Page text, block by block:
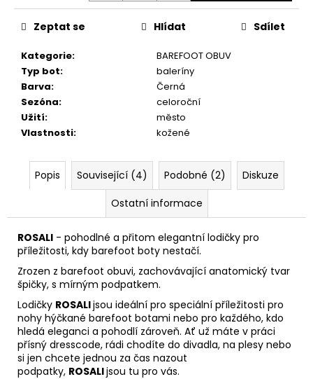
Kategorie:
BAREFOOT OBUV
Typ bot:
baleríny
Barva:
Černá
Sezóna:
celoroční
Užití:
město
Vlastnosti: kožené
Zeptat se Hlídat Sdílet
Popis Související (4) Podobné (2)
Diskuze
Ostatní informace
ROSALI - pohodlné a přitom elegantní lodičky pro
příležitosti, kdy barefoot boty nestačí.
Zrozen z barefoot obuvi, zachovávající anatomický tvar
špičky, s mírným podpatkem.
Lodičky ROSALIjsou ideální pro speciální příležitosti pro
nohy hýčkané barefoot botami nebo pro každého, kdo
hledá eleganci a pohodlí zároveň. Ať už máte v práci
přísný dresscode, rádi chodíte do divadla, na plesy nebo
si jen chcete jednou za čas nazout
podpatky, ROSALIjsou tu pro vás.
j
e
e
RUSTIC
CREAM
75ML
239